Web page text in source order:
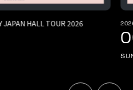
JAPAN HALL TOUR 2026